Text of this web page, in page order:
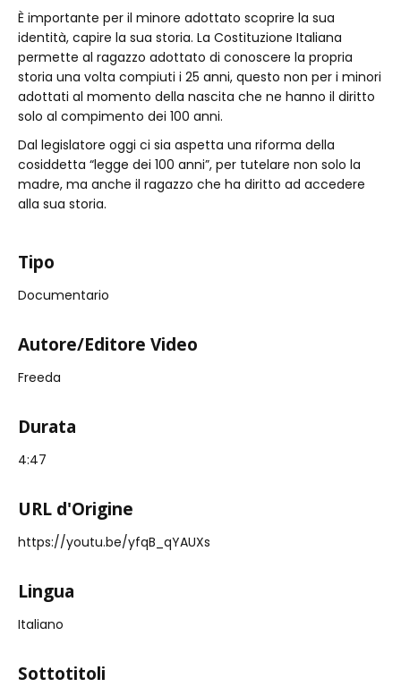
È importante per il minore adottato scoprire la sua
identità, capire la sua storia. La Costituzione Italiana
permette al ragazzo adottato di conoscere la propria
storia una volta compiuti i 25 anni, questo non per i minori
adottati al momento della nascita che ne hanno il diritto
solo al compimento dei 100 anni.
Dal legislatore oggi ci sia aspetta una riforma della
cosiddetta “legge dei 100 anni”, per tutelare non solo la
madre, ma anche il ragazzo che ha diritto ad accedere
alla sua storia.
Tipo
Documentario
Autore/Editore Video
Freeda
Durata
4:47
URL d'Origine
https://youtu.be/yfqB_qYAUXs
Lingua
Italiano
Sottotitoli